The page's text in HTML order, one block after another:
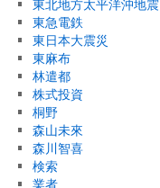
東北地方太平洋沖地震
東急電鉄
東日本大震災
東麻布
林遣都
株式投資
桐野
森山未來
森川智喜
検索
業者